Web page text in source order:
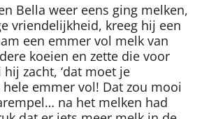
Bella weer eens ging melken,
vriendelijkheid, kreeg hij een
een emmer vol melk van
koeien en zette die voor
hij zacht, ‘dat moet je
hele emmer vol! Dat zou mooi
na het melken had